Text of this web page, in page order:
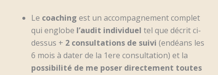
Le coaching est un accompagnement complet
qui englobe l’audit individuel tel que décrit ci-
dessus + 2 consultations de suivi (endéans les
6 mois à dater de la 1ere consultation) et la
possibilité de me poser directement toutes